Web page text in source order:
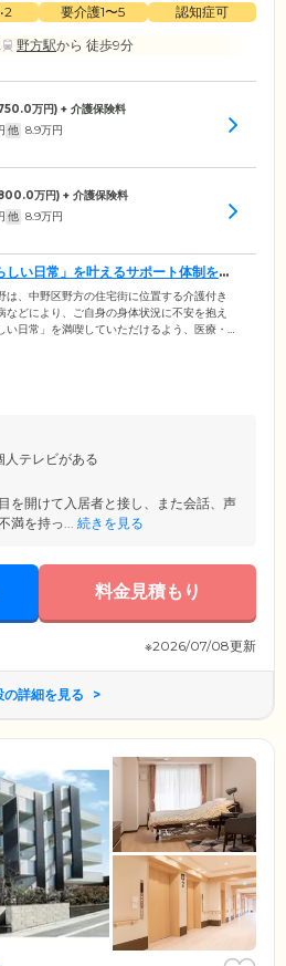
要介護1〜5
認知症可
野方駅から 徒歩9分
万円) + 介護保険料
他 8.9万円
万円) + 介護保険料
他 8.9万円
しい日常」を叶えるサポート体制を整
は、中野区野方の住宅街に位置する介護付き
などにより、ご自身の身体状況に不安を抱え
い日常」を満喫していただけるよう、医療・
ムで身体機能の維持を図り、みなさまの生
ク」「ぼだい樹クリニック」「野沢デンタ
人テレビがある
を開けて入居者と接し、また会話、声
満を持っ... 続きを見る
料金見積もり
※2026/07/08更新
の詳細を見る